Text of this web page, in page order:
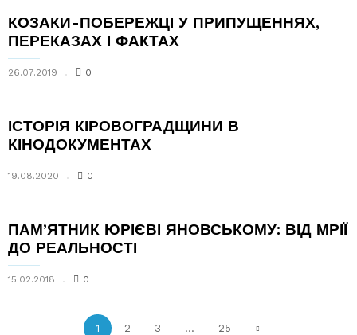
КОЗАКИ-­ПОБЕРЕЖЦІ У ПРИПУЩЕННЯХ,
ПЕРЕКАЗАХ І ФАКТАХ
26.07.2019 0
ІСТОРІЯ КІРОВОГРАДЩИНИ В
КІНОДОКУМЕНТАХ
19.08.2020 0
ПАМ’ЯТНИК ЮРІЄВІ ЯНОВСЬКОМУ: ВІД МРІЇ
ДО РЕАЛЬНОСТІ
15.02.2018 0
1 2 3 ... 25